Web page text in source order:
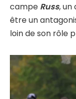
campe Russ, un
être un
loin de son rôle